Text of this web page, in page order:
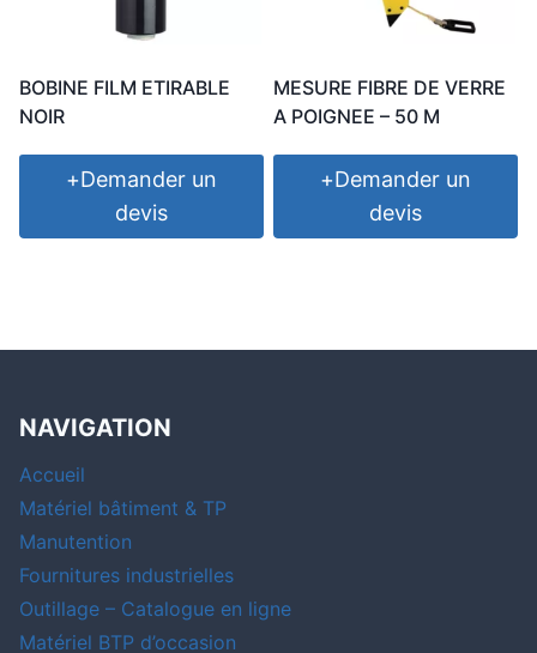
BOBINE FILM ETIRABLE
NOIR
+Demander un
devis
MESURE FIBRE DE VERRE
A POIGNEE – 50 M
+Demander un
devis
NAVIGATION
Accueil
Matériel bâtiment & TP
Manutention
Fournitures industrielles
Outillage – Catalogue en ligne
Matériel BTP d’occasion